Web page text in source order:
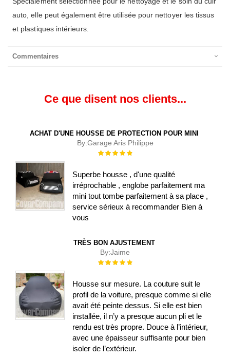
auto, elle peut également être utilisée pour nettoyer les tissus
et plastiques intérieurs.
Commentaires
Ce que disent nos clients...
ACHAT D'UNE HOUSSE DE PROTECTION POUR MINI
By:Garage Aris Philippe
Évaluation :
Superbe housse , d'une qualité
irréprochable , englobe parfaitement ma
mini tout tombe parfaitement à sa place ,
service sérieux à recommander Bien à
vous
TRÈS BON AJUSTEMENT
By:Jaime
Évaluation :
Housse sur mesure. La couture suit le
profil de la voiture, presque comme si elle
avait été peinte dessus. Si elle est bien
installée, il n’y a presque aucun pli et le
rendu est très propre. Douce à l’intérieur,
avec une épaisseur suffisante pour bien
isoler de l’extérieur.